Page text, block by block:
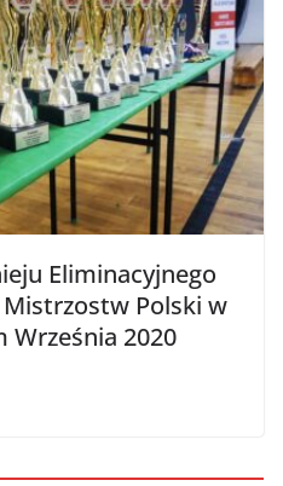
Eliminacyjnego
Polski w
Września 2020